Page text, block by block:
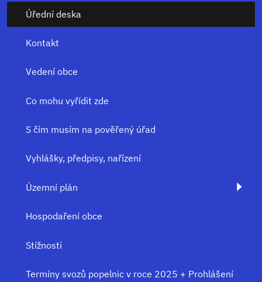
Úřední deska
Kontakt
Vedení obce
Co mohu vyřídit zde
S čím musím na pověřený úřad
Vyhlášky, předpisy, nařízení
Územní plán
Hospodaření obce
Stížnosti
Termíny svozů popelnic v roce 2025 + Prohlášení